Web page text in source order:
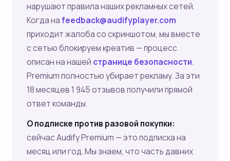
нарушают правила наших рекламных сетей.
Когда наfeedback@audifyplayer.com
приходит жалоба со скриншотом, мы вместе
с сетью блокируем креатив — процесс
описан на нашей странице безопасности.
Premium полностью убирает рекламу. За эти
18 месяцев 1 945 отзывов получили прямой
ответ команды.
О подписке против разовой покупки:
сейчас Audify Premium — это подписка на
месяц или год. Мы знаем, что часть давних